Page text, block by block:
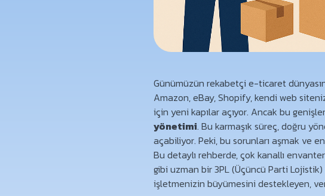
Günümüzün rekabetçi e-ticaret
Amazon, eBay, Shopify, kendi web
için yeni kapılar açıyor. Ancak bu
yönetimi. Bu karmaşık süreç, doğru
açabiliyor. Peki, bu sorunları aşmak ve
Bu detaylı rehberde, çok kanallı
gibi uzman bir 3PL (Üçüncü Parti Lojistik)
işletmenizin büyümesini destekleyen,